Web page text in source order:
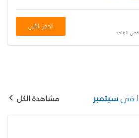
الواحد
احجز الآن
فيسبتمبر مشاهدة الكل